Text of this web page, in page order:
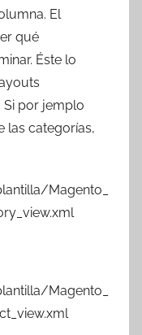
El
qué
Éste lo
Si por jemplo
las categorías,
Magento_
Magento_